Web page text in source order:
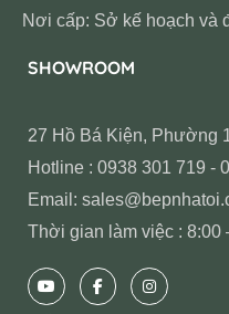
Nơi cấp: Sở kế hoạch và
SHOWROOM
27 Hồ Bá Kiện, Phường
Hotline : 0938 301 719 -
Email:
Thời gian làm việc : 8:00